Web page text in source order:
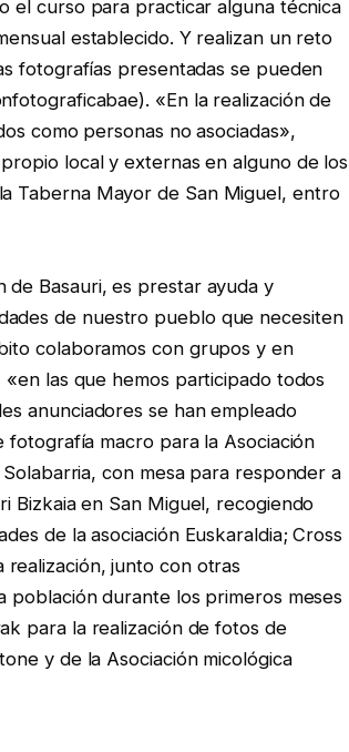
el curso para practicar alguna técnica
establecido. Y realizan un reto
fotografías presentadas se pueden
«En la realización de
como personas no asociadas»,
local y externas en alguno de los
Taberna Mayor de San Miguel, entro
de Basauri, es prestar ayuda y
de nuestro pueblo que necesiten
colaboramos con grupos y en
«en las que hemos participado todos
anunciadores se han empleado
macro para la Asociación
con mesa para responder a
Bizkaia en San Miguel, recogiendo
de la asociación Euskaraldia; Cross
junto con otras
población durante los primeros meses
para la realización de fotos de
y de la Asociación micológica